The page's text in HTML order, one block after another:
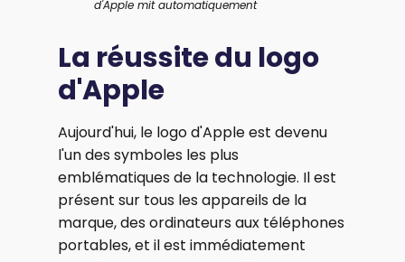
d'Apple mit automatiquement
La réussite du logo
d'Apple
Aujourd'hui, le logo d'Apple est devenu
l'un des symboles les plus
emblématiques de la technologie. Il est
présent sur tous les appareils de la
marque, des ordinateurs aux téléphones
portables, et il est immédiatement